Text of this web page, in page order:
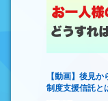
【動画】後見
制度支援信託と